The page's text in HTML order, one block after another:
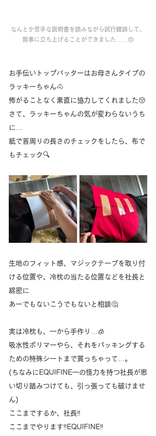
なんとか苦手な説明書を読みながら試行錯誤して、
無事に立ち上げることができました……😞
お手伝いトップバッターはお母さんタイプの
ラッキーちゃん🐴
怖がることなく素直に協力してくれました😚
さて、ラッキーちゃんの気が変わらないうち
に…
紙で首周りの長さのチェックをしたら、布で
もチェック🔍
生地のフィット感、マジックテープを取り付
ける位置や、冷枕の当たる位置などを社長と
綿密に
あーでもないこうでもないと相談🤔
実は冷枕も、一から手作り…🧊
吸水性ポリマーやら、それをパッキングする
ための特殊シートまで買っちゃって…。
(ちなみにEQUIFINE一の怪力を持つ社長が思
い切り踏みつけても、引っ張っても破けませ
ん)
ここまでするか、社長‼️
ここまでやります‼️EQUIFINE‼️